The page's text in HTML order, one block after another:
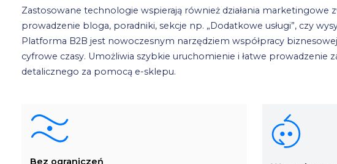
Zastosowane technologie wspierają również działania marketingowe
prowadzenie bloga, poradniki, sekcje np. „Dodatkowe usługi”, czy
Platforma B2B jest nowoczesnym narzędziem współpracy
cyfrowe czasy. Umożliwia szybkie uruchomienie i łatwe prowadzenie
detalicznego za pomocą e-sklepu.
Bez ograniczeń